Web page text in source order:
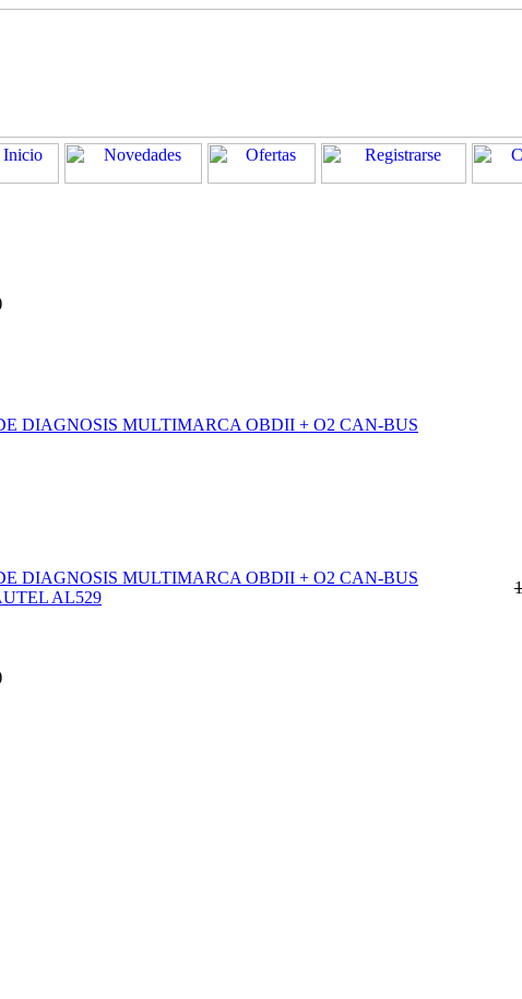
DIAGNOSIS MULTIMARCA OBDII + O2 CAN-BUS
DIAGNOSIS MULTIMARCA OBDII + O2 CAN-BUS
AL529